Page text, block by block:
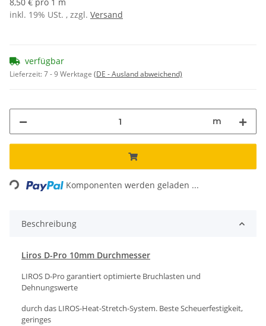
inkl. 19% USt. , zzgl. Versand
verfügbar
Lieferzeit:7 - 9 Werktage (DE - Ausland abweichend)
m
Loading... Komponenten werden geladen ...
Beschreibung
Liros D-Pro 10mm Durchmesser
LIROS D-Pro garantiert optimierte Bruchlasten und
Dehnungswerte
durch das LIROS-Heat-Stretch-System. Beste Scheuerfestigkeit,
geringes